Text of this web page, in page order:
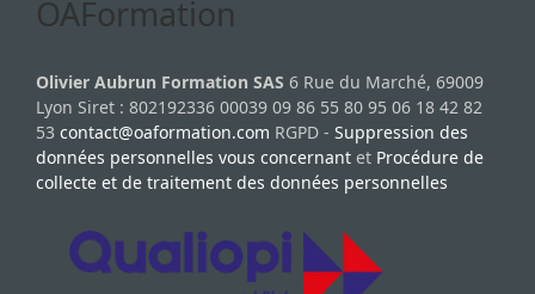
OAFormation
Olivier Aubrun Formation SAS 6 Rue du Marché, 69009
Lyon Siret : 802192336 00039 09 86 55 80 95 06 18 42 82
53 contact@oaformation.com RGPD - Suppression des
données personnelles vous concernant et Procédure de
collecte et de traitement des données personnelles